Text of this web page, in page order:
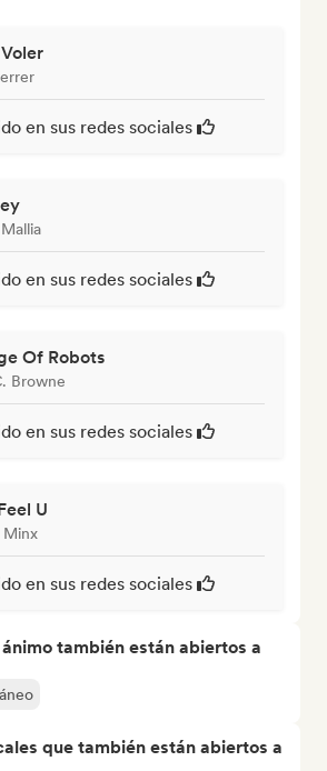
en sus redes sociales
en sus redes sociales
Of Robots
Browne
en sus redes sociales
U
Minx
en sus redes sociales
también están abiertos a
que también están abiertos a